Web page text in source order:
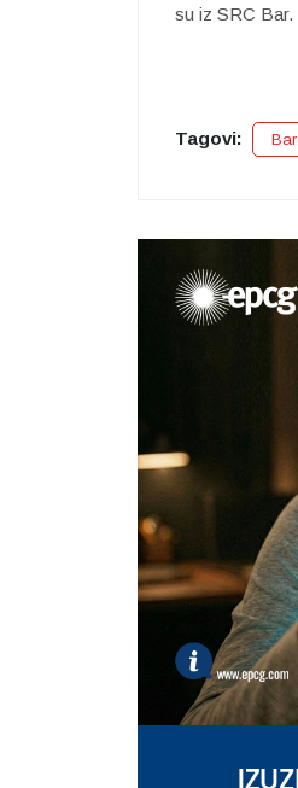
su iz SRC Bar.
Tagovi: Bar